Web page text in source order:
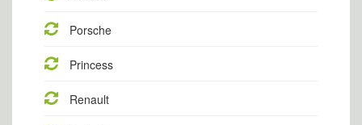
Porsche
Princess
Renault